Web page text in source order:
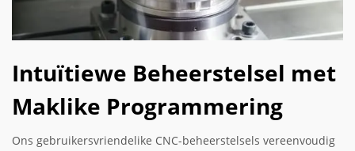
Intuïtiewe Beheerstelsel met
Maklike Programmering
Ons gebruikersvriendelike CNC-beheerstelsels vereenvoudig